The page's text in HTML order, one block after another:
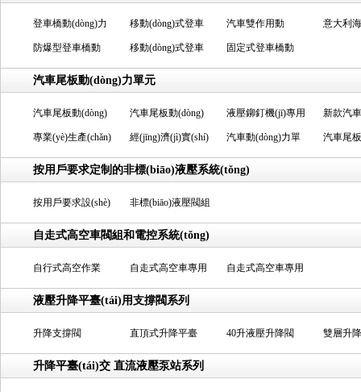
登車橋動(dòng)力
單元
移動(dòng)式登車
橋
汽車雙作用動
(dòng)力單元
意大利
防爆型登車橋動
(dòng)力單元
移動(dòng)式登車
橋動(dòng)力單元
固定式登車橋動
(dòng)力單元
汽車尾板動(dòng)力單元
汽車尾板動(dòng)
力單元
汽車尾板動(dòng)
力單元
液壓鉚釘機(jī)專用
液壓泵站
新款汽
(dòng)
專業(yè)生產(chǎn)
汽車尾板動(dòng)
力單元
經(jīng)濟(jì)實(shí)
用型汽車尾板動
(dòng)力單元
汽車動(dòng)力單
元
汽車尾
力單元
按用戶要求定制的非標(biāo)液壓系統(tǒng)
按用戶要求設(shè)
計(jì)多功能液壓閥
組
非標(biāo)液壓閥組
自走式高空車閥組和電控系統(tǒng)
自行式高空作業
(yè)車閥組
自走式高空車專用
液壓閥組
自走式高空車專用
手柄控制系統
(tǒng)
液壓升降平臺(tái)用支撐閥系列
升降支撐閥 直頂式升降平臺
(tái)雙速升降支撐
閥
40升液壓升降閥 雙層升
升降平臺(tái)交 直流液壓泵站系列